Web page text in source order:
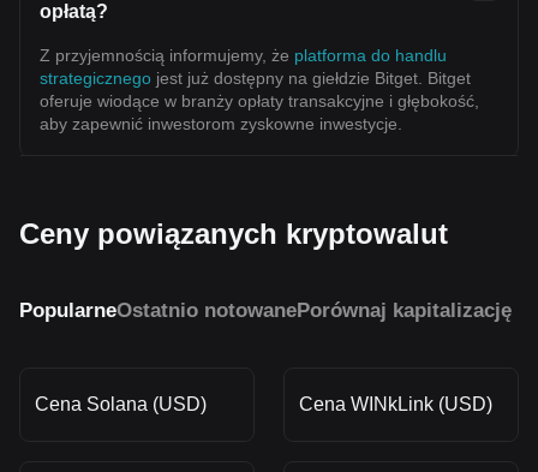
opłatą?
Z przyjemnością informujemy, że platforma do handlu
strategicznego jest już dostępny na giełdzie Bitget. Bitget
oferuje wiodące w branży opłaty transakcyjne i głębokość,
aby zapewnić inwestorom zyskowne inwestycje.
Ceny powiązanych kryptowalut
PopularneOstatnio notowanePorównaj kapitalizację
Cena Solana (USD) Cena WINkLink (USD)